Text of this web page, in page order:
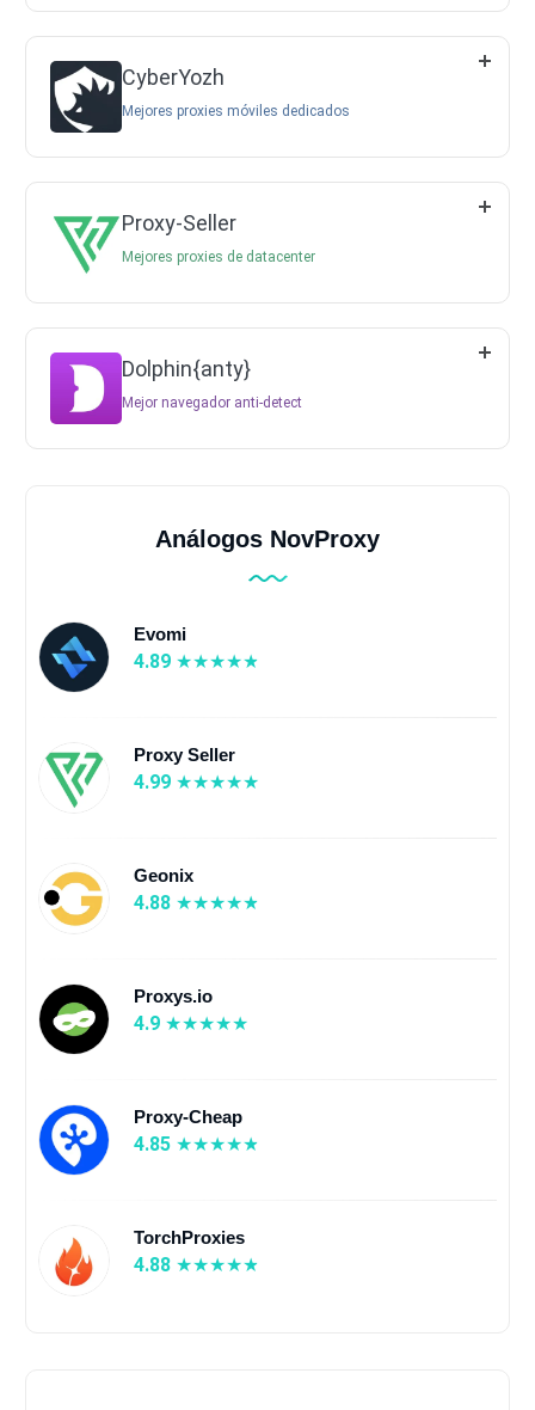
CyberYozh
Mejores proxies móviles dedicados
Proxy-Seller
Mejores proxies de datacenter
Dolphin{anty}
Mejor navegador anti-detect
Análogos NovProxy
Evomi
4.89
Proxy Seller
4.99
Geonix
4.88
Proxys.io
4.9
Proxy-Cheap
4.85
TorchProxies
4.88